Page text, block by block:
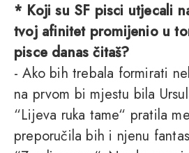
* Koji su SF pisci utjecali
tvoj afinitet promijenio u
pisce danas čitaš?
- Ako bih trebala formirati
na prvom bi mjestu bila
“Lijeva ruka tame“ pratila
preporučila bih i njenu